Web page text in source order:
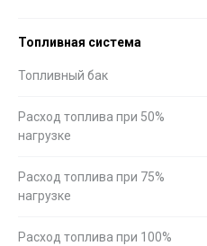
Топливная система
Топливный бак
Расход топлива при 50%
нагрузке
Расход топлива при 75%
нагрузке
Расход топлива при 100%